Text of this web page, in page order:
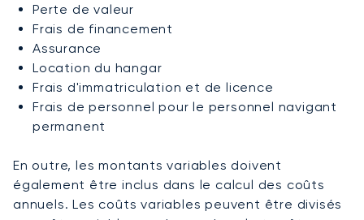
Perte de valeur
Frais de financement
Assurance
Location du hangar
Frais d'immatriculation et de licence
Frais de personnel pour le personnel navigant
permanent
En outre, les montants variables doivent
également être inclus dans le calcul des coûts
annuels. Les coûts variables peuvent être divisés